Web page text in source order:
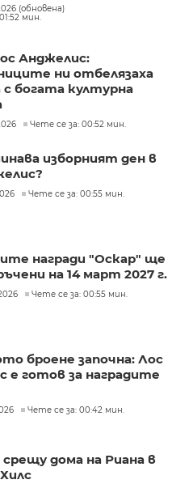
(обновена)
мин.
Анджелис:
ни отбелязаха
с богата културна
Чете се за: 00:52 мин.
изборният ден в
Чете се за: 00:55 мин.
награди "Оскар" ще
на 14 март 2027 г.
Чете се за: 00:55 мин.
броене започна: Лос
е готов за наградите
Чете се за: 00:42 мин.
дома на Риана в